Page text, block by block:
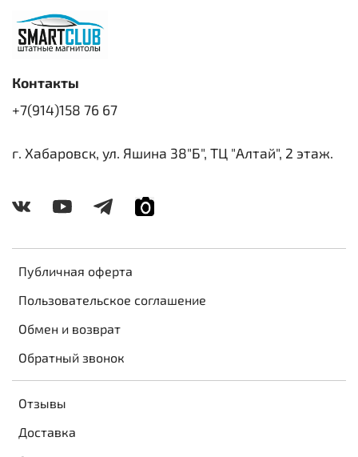
Публичная оферта
Пользовательское соглашение
Обмен и возврат
Обратный звонок
Отзывы
Доставка
Контакты
+7(914)158 76 67
г. Хабаровск, ул. Яшина 38"Б", ТЦ "Алтай", 2 этаж.